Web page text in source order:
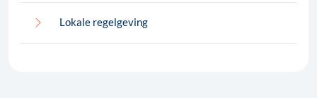
Lokale regelgeving